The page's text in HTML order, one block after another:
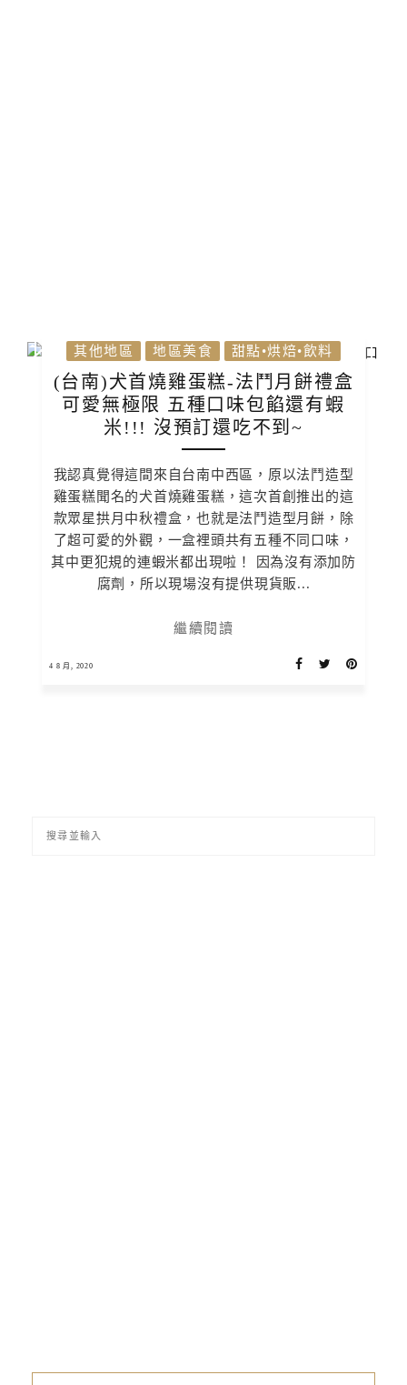
其他地區 地區美食 甜點•烘焙•飲料
(台南)犬首燒雞蛋糕-法鬥月餅禮盒
可愛無極限 五種口味包餡還有蝦
米!!! 沒預訂還吃不到~
我認真覺得這間來自台南中西區，原以法鬥造型
雞蛋糕聞名的犬首燒雞蛋糕，這次首創推出的這
款眾星拱月中秋禮盒，也就是法鬥造型月餅，除
了超可愛的外觀，一盒裡頭共有五種不同口味，
其中更犯規的連蝦米都出現啦！ 因為沒有添加防
腐劑，所以現場沒有提供現貨販...
繼續閱讀
4 8 月, 2020